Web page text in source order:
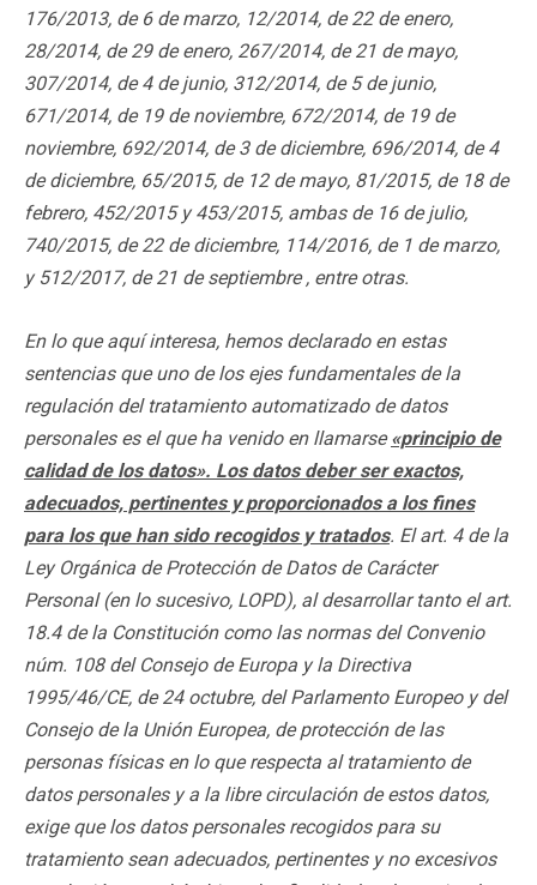
176/2013, de 6 de marzo, 12/2014, de 22 de enero,
28/2014, de 29 de enero, 267/2014, de 21 de mayo,
307/2014, de 4 de junio, 312/2014, de 5 de junio,
671/2014, de 19 de noviembre, 672/2014, de 19 de
noviembre, 692/2014, de 3 de diciembre, 696/2014, de 4
de diciembre, 65/2015, de 12 de mayo, 81/2015, de 18 de
febrero, 452/2015 y 453/2015, ambas de 16 de julio,
740/2015, de 22 de diciembre, 114/2016, de 1 de marzo,
y 512/2017, de 21 de septiembre , entre otras.
En lo que aquí interesa, hemos declarado en estas
sentencias que uno de los ejes fundamentales de la
regulación del tratamiento automatizado de datos
personales es el que ha venido en llamarse«principio de
calidad de los datos». Los datos deber ser exactos,
adecuados, pertinentes y proporcionados a los fines
para los que han sido recogidos y tratados. El art. 4 de la
Ley Orgánica de Protección de Datos de Carácter
Personal (en lo sucesivo, LOPD), al desarrollar tanto el art.
18.4 de la Constitución como las normas del Convenio
núm. 108 del Consejo de Europa y la Directiva
1995/46/CE, de 24 octubre, del Parlamento Europeo y del
Consejo de la Unión Europea, de protección de las
personas físicas en lo que respecta al tratamiento de
datos personales y a la libre circulación de estos datos,
exige que los datos personales recogidos para su
tratamiento sean adecuados, pertinentes y no excesivos